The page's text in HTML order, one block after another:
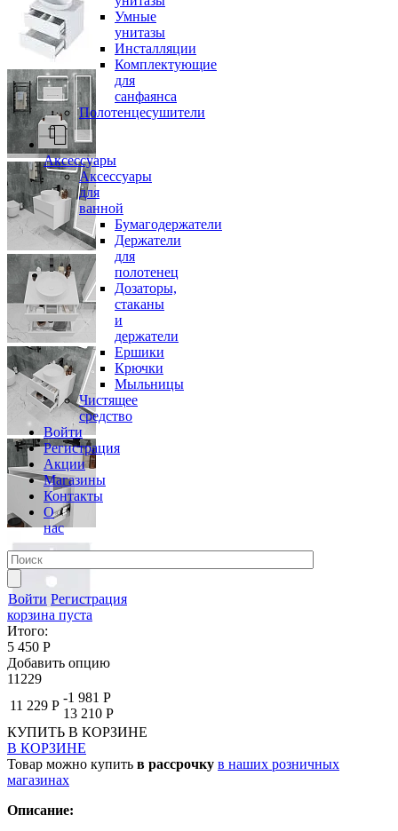
Умные
унитазы
Инсталляции
Комплектующие
для
санфаянса
Полотенцесушители
Аксессуары
Аксессуары
для
ванной
Бумагодержатели
Держатели
для
полотенец
Дозаторы,
стаканы
и
держатели
Ершики
Крючки
Мыльницы
Чистящее
средство
Войти
Регистрация
Акции
Магазины
Контакты
О
нас
Войти Регистрация
корзина пуста
Итого:
5 450 Р
Добавить опцию
11229
11 229 Р
-1 981 Р
13 210 Р
КУПИТЬ В КОРЗИНЕ
В КОРЗИНЕ
Товар можно купить в рассрочку в наших розничных
магазинах
Описание: